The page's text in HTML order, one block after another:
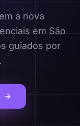
a nova
em São
guiados por